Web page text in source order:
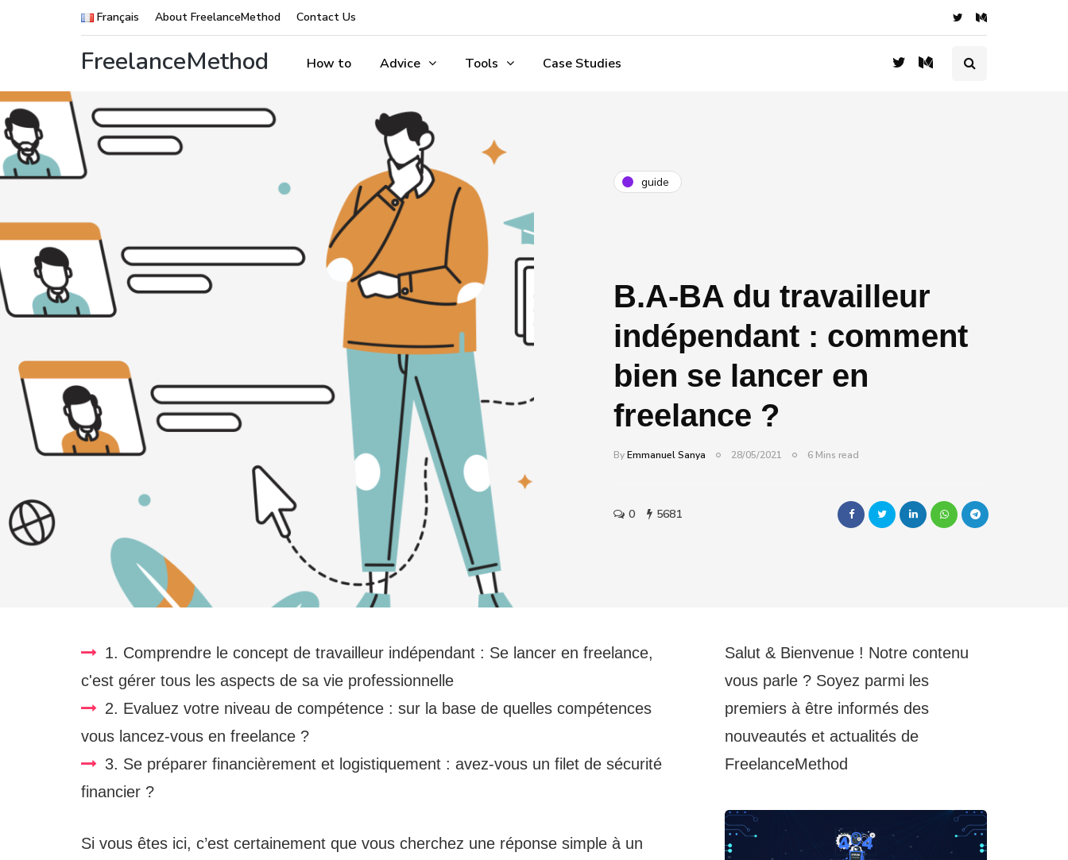
Français About FreelanceMethod Contact Us
FreelanceMethod How to Advice Tools Case Studies
guide
B.A-BA du travailleur
indépendant : comment
bien se lancer en
freelance ?
ByEmmanuel Sanya 28/05/2021 6 Mins read
0 5681
1. Comprendre le concept de travailleur indépendant : Se lancer en freelance,
c'est gérer tous les aspects de sa vie professionnelle
2. Evaluez votre niveau de compétence : sur la base de quelles compétences
vous lancez-vous en freelance ?
3. Se préparer financièrement et logistiquement : avez-vous un filet de sécurité
financier ?
Si vous êtes ici, c’est certainement que vous cherchez une réponse simple à un
Salut & Bienvenue ! Notre contenu
vous parle ? Soyez parmi les
premiers à être informés des
nouveautés et actualités de
FreelanceMethod